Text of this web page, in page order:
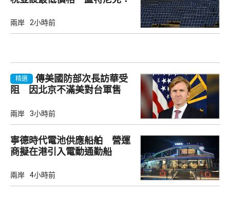
兩岸 2小時前
精選
傳美國防部次長訪華受
阻 因北京不滿美對台軍售
兩岸 3小時前
寧德時代電池供應船舶 營運
商擬在港引入電動通勤船
兩岸 4小時前